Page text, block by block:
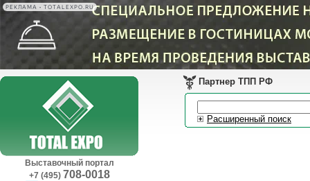
РЕКЛАМА • TOTALEXPO.RU
Выставочный портал
+7 (495) 708-0018
Партнер ТПП РФ
Расширенный поиск